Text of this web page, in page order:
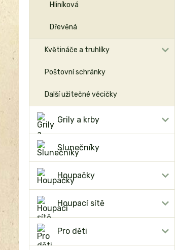
Hliníková
Dřevěná
Květináče a truhlíky
Poštovní schránky
Další užitečné věcičky
Grily a krby
Slunečníky
Houpačky
Houpací sítě
Pro děti